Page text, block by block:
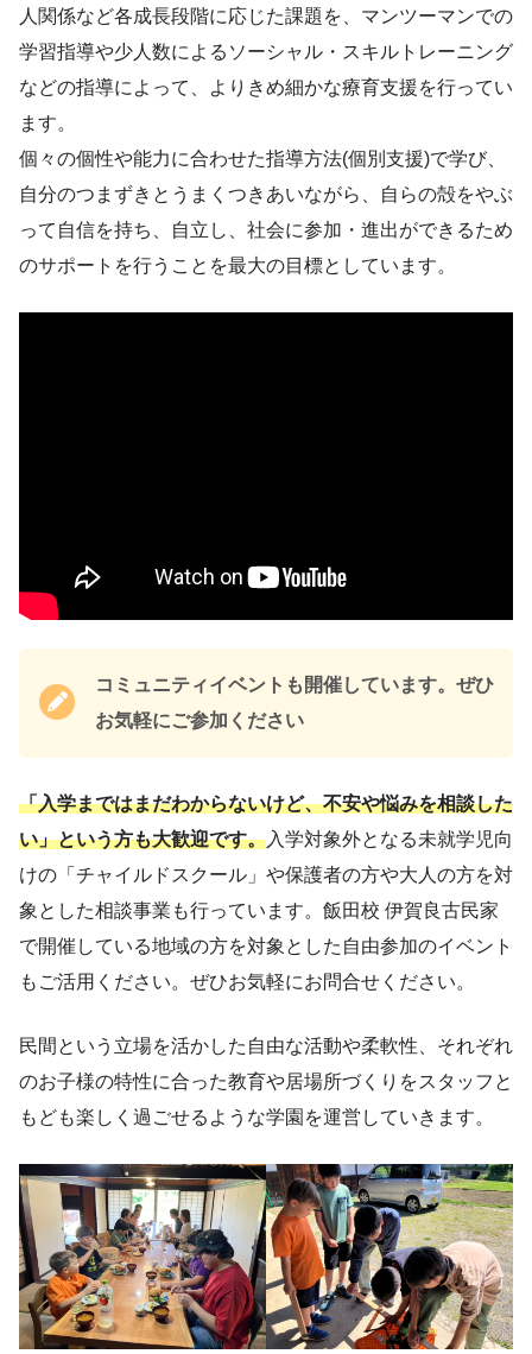
人関係など各成長段階に応じた課題を、マンツーマンでの
学習指導や少人数によるソーシャル・スキルトレーニング
などの指導によって、よりきめ細かな療育支援を行ってい
ます。
個々の個性や能力に合わせた指導方法(個別支援)で学び、
自分のつまずきとうまくつきあいながら、自らの殻をやぶ
って自信を持ち、自立し、社会に参加・進出ができるため
のサポートを行うことを最大の目標としています。
コミュニティイベントも開催しています。ぜひ
お気軽にご参加ください
「入学まではまだわからないけど、不安や悩みを相談した
い」という方も大歓迎です。入学対象外となる未就学児向
けの「チャイルドスクール」や保護者の方や大人の方を対
象とした相談事業も行っています。飯田校 伊賀良古民家
で開催している地域の方を対象とした自由参加のイベント
もご活用ください。ぜひお気軽にお問合せください。
民間という立場を活かした自由な活動や柔軟性、それぞれ
のお子様の特性に合った教育や居場所づくりをスタッフと
もども楽しく過ごせるような学園を運営していきます。